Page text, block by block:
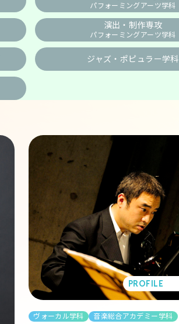
パフォーミングアーツ学科
演出・制作専攻
パフォーミングアーツ学科
ジャズ・ポピュラー学科
PROFILE
ヴォーカル学科 音楽総合アカデミー学科